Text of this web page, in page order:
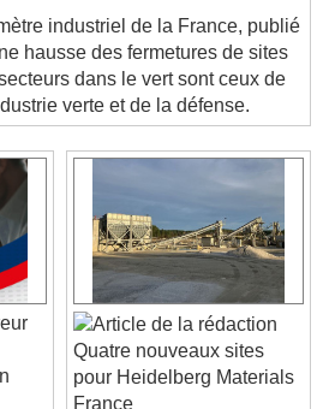
industriel de la France, publié
hausse des fermetures de sites
dans le vert sont ceux de
verte et de la défense.
Quatre nouveaux sites
pour Heidelberg Materials